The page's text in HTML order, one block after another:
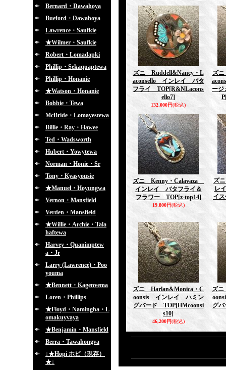
Bernard・Dawahoya
Bueford・Dawahoya
Lawrence・Saufkie
★Wilmer・Saufkie
Robert・Lomadapki
Phillip・Sekaquaptewa
Phillip・Honanie
★Watson・Honanie
Bobbie・Tewa
McBride・Lomayestewa
Billie・Ray・Hawee
Ted・Wadsworth
Hubert・Yowytewa
Norman・Honie・Sr
Tony・Kyasyousie
★Manuel・Hoyungwa
Vernon・Mansfield
Verden・Mansfield
★Willie・Archie・Tala
haftewa
Harvey・Quanimptew
a・Jr
Larry (Lawrence)・Poo
youma
★Bennett・Kagenvema
Loren・Phillips
★Floyd・Namingha・L
omakuyvaya
★Benjamin・Mansfield
Berra・Tawahongva
↓★Hopi ホピ（現存）
★↓
ズニ Ruddell&Nancy・L
aconsello インレイ バタ
フライ TOP[R&NLacons
ello7]
132,000円(税込)
ズ
ー
P
ズニ Kenny・Calavaza
インレイ バタフライ＆
フラワー TOP[z-top14]
19,800円(税込)
ズ
レ
イ
ズニ Harlan&Monica・C
oonsis インレイ ハミン
グバード TOP[HMcoonsi
s10]
46,200円(税込)
ズ
グ